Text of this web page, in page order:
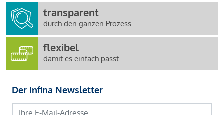
transparent
durch den ganzen Prozess
flexibel
damit es einfach passt
Der Infina Newsletter